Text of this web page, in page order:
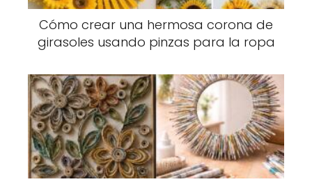
Cómo crear una hermosa corona de
girasoles usando pinzas para la ropa